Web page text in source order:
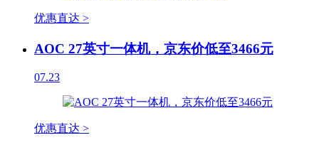
优惠直达 >
AOC 27英寸一体机，京东价低至3466元
07.23
优惠直达 >